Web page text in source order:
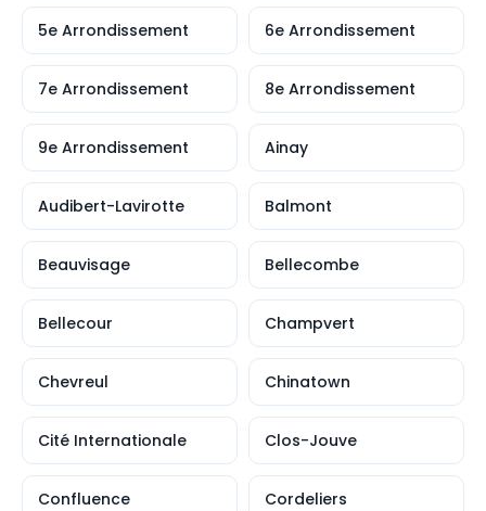
5e Arrondissement 6e Arrondissement
7e Arrondissement 8e Arrondissement
9e Arrondissement Ainay
Audibert-Lavirotte Balmont
Beauvisage Bellecombe
Bellecour Champvert
Chevreul Chinatown
Cité Internationale Clos-Jouve
Confluence Cordeliers